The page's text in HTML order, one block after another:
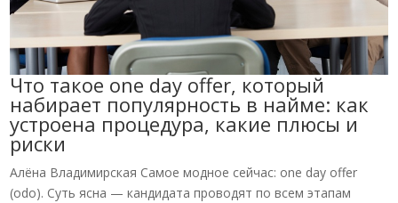
Что такое one day offer, который
набирает популярность в найме: как
устроена процедура, какие плюсы и
риски
Алёна Владимирская Самое модное сейчас: one day offer
(odo). Суть ясна — кандидата проводят по всем этапам